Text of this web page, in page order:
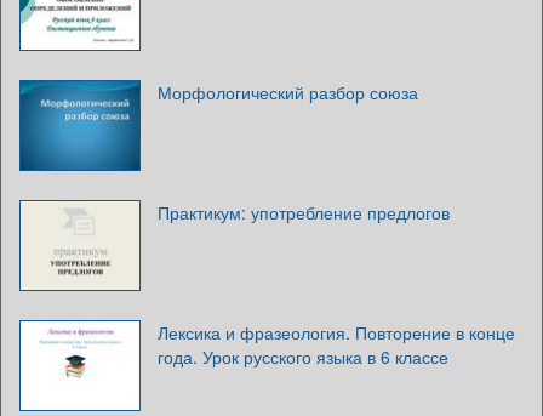
Морфологический разбор союза
Практикум: употребление предлогов
Лексика и фразеология. Повторение в конце
года. Урок русского языка в 6 классе